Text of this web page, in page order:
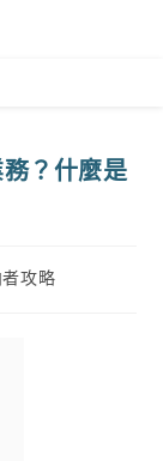
？什麼是
攻略